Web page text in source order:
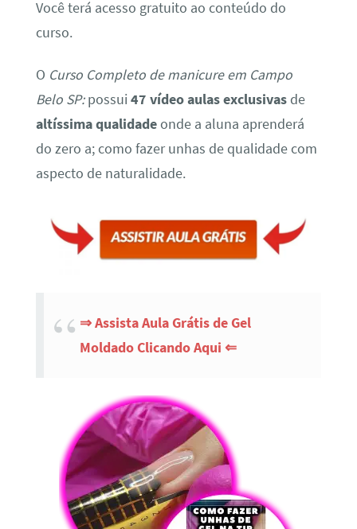
Você terá acesso gratuito ao conteúdo do
curso.
O Curso Completo de manicure em Campo
Belo SP:possui 47 vídeo aulas exclusivasde
altíssima qualidadeonde a aluna aprenderá
do zero a; como fazer unhas de qualidade com
aspecto de naturalidade.
⇒ Assista Aula Grátis de Gel
Moldado Clicando Aqui ⇐